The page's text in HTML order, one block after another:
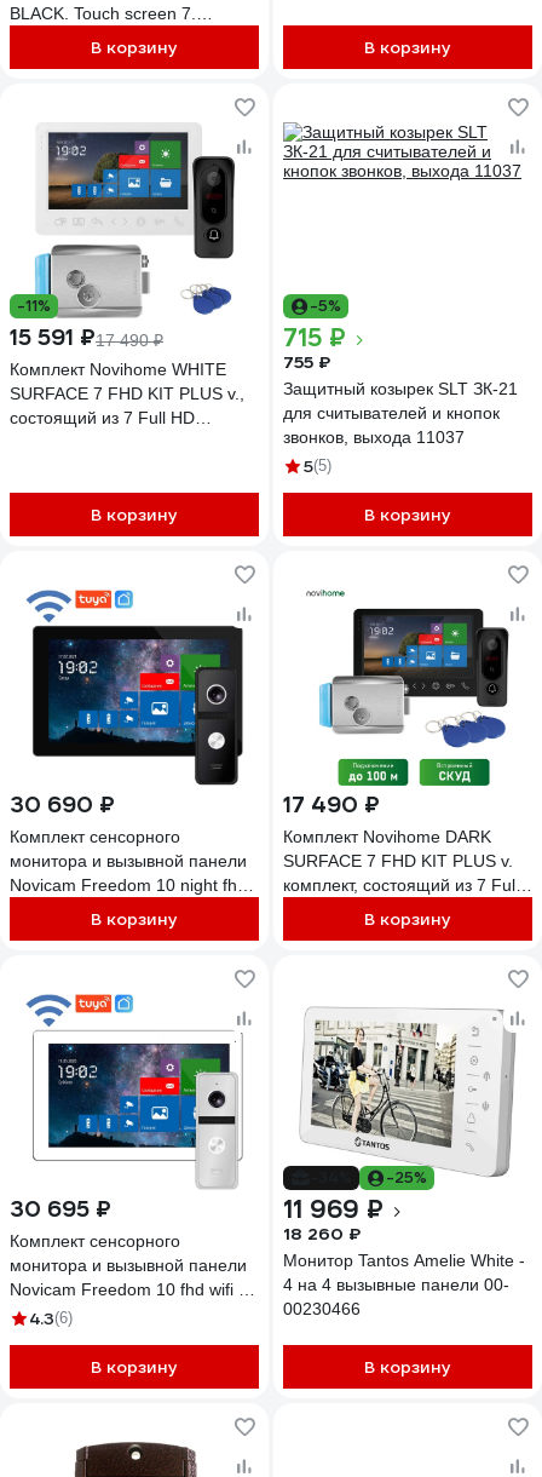
BLACK. Touch screen 7.
камер, 8 датчиков, 9
видео. Приложение Smart Life.
W 4051
В корзину В корзину
-11%
15 591 ₽17 490 ₽
Комплект Novihome WHITE
SURFACE 7 FHD KIT PLUS v.,
состоящий из 7 Full HD
электромеханического замка
В корзину
-5%
715 ₽
755 ₽
Защитный козырек SLT ЗК-21
для считывателей и кнопок
звонков, выхода 11037
5(5)
В корзину
30 690 ₽
Комплект сенсорного
монитора и вызывной панели
Novicam Freedom 10 night fhd
В корзину
17 490 ₽
Комплект Novihome DARK
SURFACE 7 FHD KIT PLUS v.
комплект, состоящий из 7 Full
панели со СКУД и
В корзину
30 695 ₽
Комплект сенсорного
монитора и вызывной панели
Novicam Freedom 10 fhd wifi kit
4229
4.3(6)
В корзину
-25%
11 969 ₽
18 260 ₽
Монитор Tantos Amelie White -
4 на 4 вызывные панели 00-
00230466
В корзину